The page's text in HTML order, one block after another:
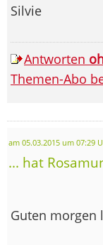
Silvie
Antworten
Themen-Abo
am 05.03.2015 um 07:29
... hat
Guten morgen